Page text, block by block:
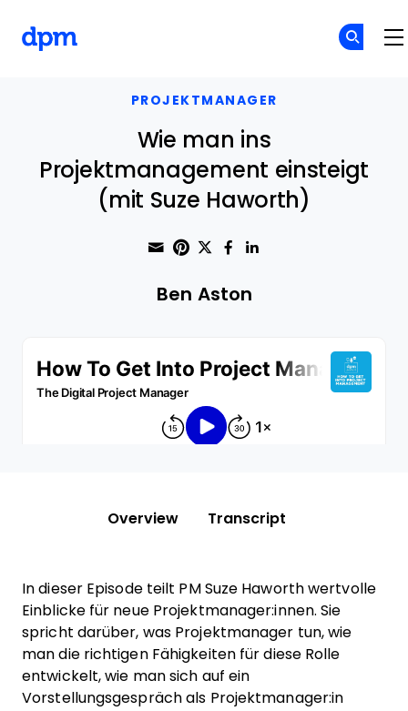
PROJEKTMANAGER
Wie man ins
Projektmanagement einsteigt
(mit Suze Haworth)
Share through Email
Print this page
Share on Pinterest
Share on Twitter
Share on
Ben Aston
Overview Transcript
In dieser Episode teilt PM Suze Haworth wertvolle
Einblicke für neue Projektmanager:innen. Sie
spricht darüber, was Projektmanager tun, wie
man die richtigen Fähigkeiten für diese Rolle
entwickelt, wie man sich auf ein
Vorstellungsgespräch als Projektmanager:in